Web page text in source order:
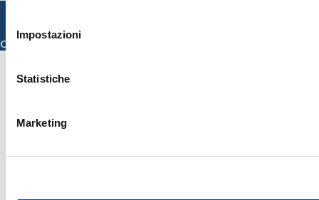
Impostazioni
Statistiche
Marketing
Specializzazione)
Credits